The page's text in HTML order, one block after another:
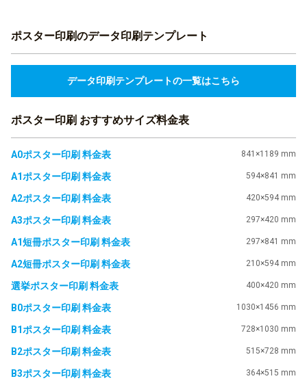
ポスター印刷のデータ印刷テンプレート
データ印刷テンプレートの一覧はこちら
ポスター印刷 おすすめサイズ料金表
A0ポスター印刷 料金表 841×1189 mm
A1ポスター印刷 料金表 594×841 mm
A2ポスター印刷 料金表 420×594 mm
A3ポスター印刷 料金表 297×420 mm
A1短冊ポスター印刷 料金表 297×841 mm
A2短冊ポスター印刷 料金表 210×594 mm
選挙ポスター印刷 料金表 400×420 mm
B0ポスター印刷 料金表 1030×1456 mm
B1ポスター印刷 料金表 728×1030 mm
B2ポスター印刷 料金表 515×728 mm
B3ポスター印刷 料金表 364×515 mm